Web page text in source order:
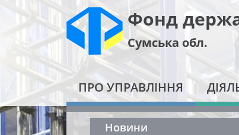
Фонд
Сумська обл.
ПРО УПРАВЛІННЯ
Новини